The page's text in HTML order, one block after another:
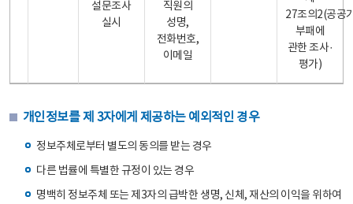
설문조사
실시
직원의
성명,
전화번호,
이메일
27조의2(공공
부패에
관한 조사·
평가)
개인정보를 제 3자에게 제공하는 예외적인 경우
정보주체로부터 별도의 동의를 받는 경우
다른 법률에 특별한 규정이 있는 경우
명백히 정보주체 또는 제3자의 급박한 생명, 신체, 재산의 이익을 위하여